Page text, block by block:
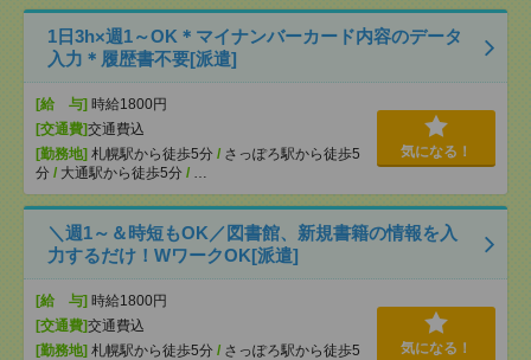
1日3h×週1～OK＊マイナンバーカード内容のデータ
入力＊履歴書不要[派遣]
[給 与] 時給1800円
[交通費]交通費込
[勤務地] 札幌駅から徒歩5分 / さっぽろ駅から徒歩5
分 / 大通駅から徒歩5分 / …
気になる！
＼週1～＆時短もOK／図書館、新規書籍の情報を入
力するだけ！WワークOK[派遣]
[給 与] 時給1800円
[交通費]交通費込
[勤務地] 札幌駅から徒歩5分 / さっぽろ駅から徒歩5
気になる！